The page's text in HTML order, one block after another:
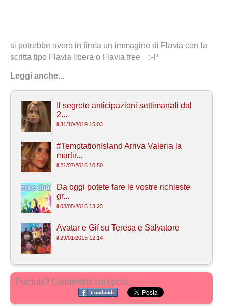
si potrebbe avere in firma un immagine di Flavia con la
scritta tipo Flavia libera o Flavia free :-P
Leggi anche...
Il segreto anticipazioni settimanali dal
2...
il 31/10/2019 15:03
#TemptationIsland Arriva Valeria la
martir...
il 21/07/2016 10:50
Da oggi potete fare le vostre richieste
gr...
il 03/05/2016 13:23
Avatar e Gif su Teresa e Salvatore
il 29/01/2015 12:14
Piaciuto? Condividilo sui social: